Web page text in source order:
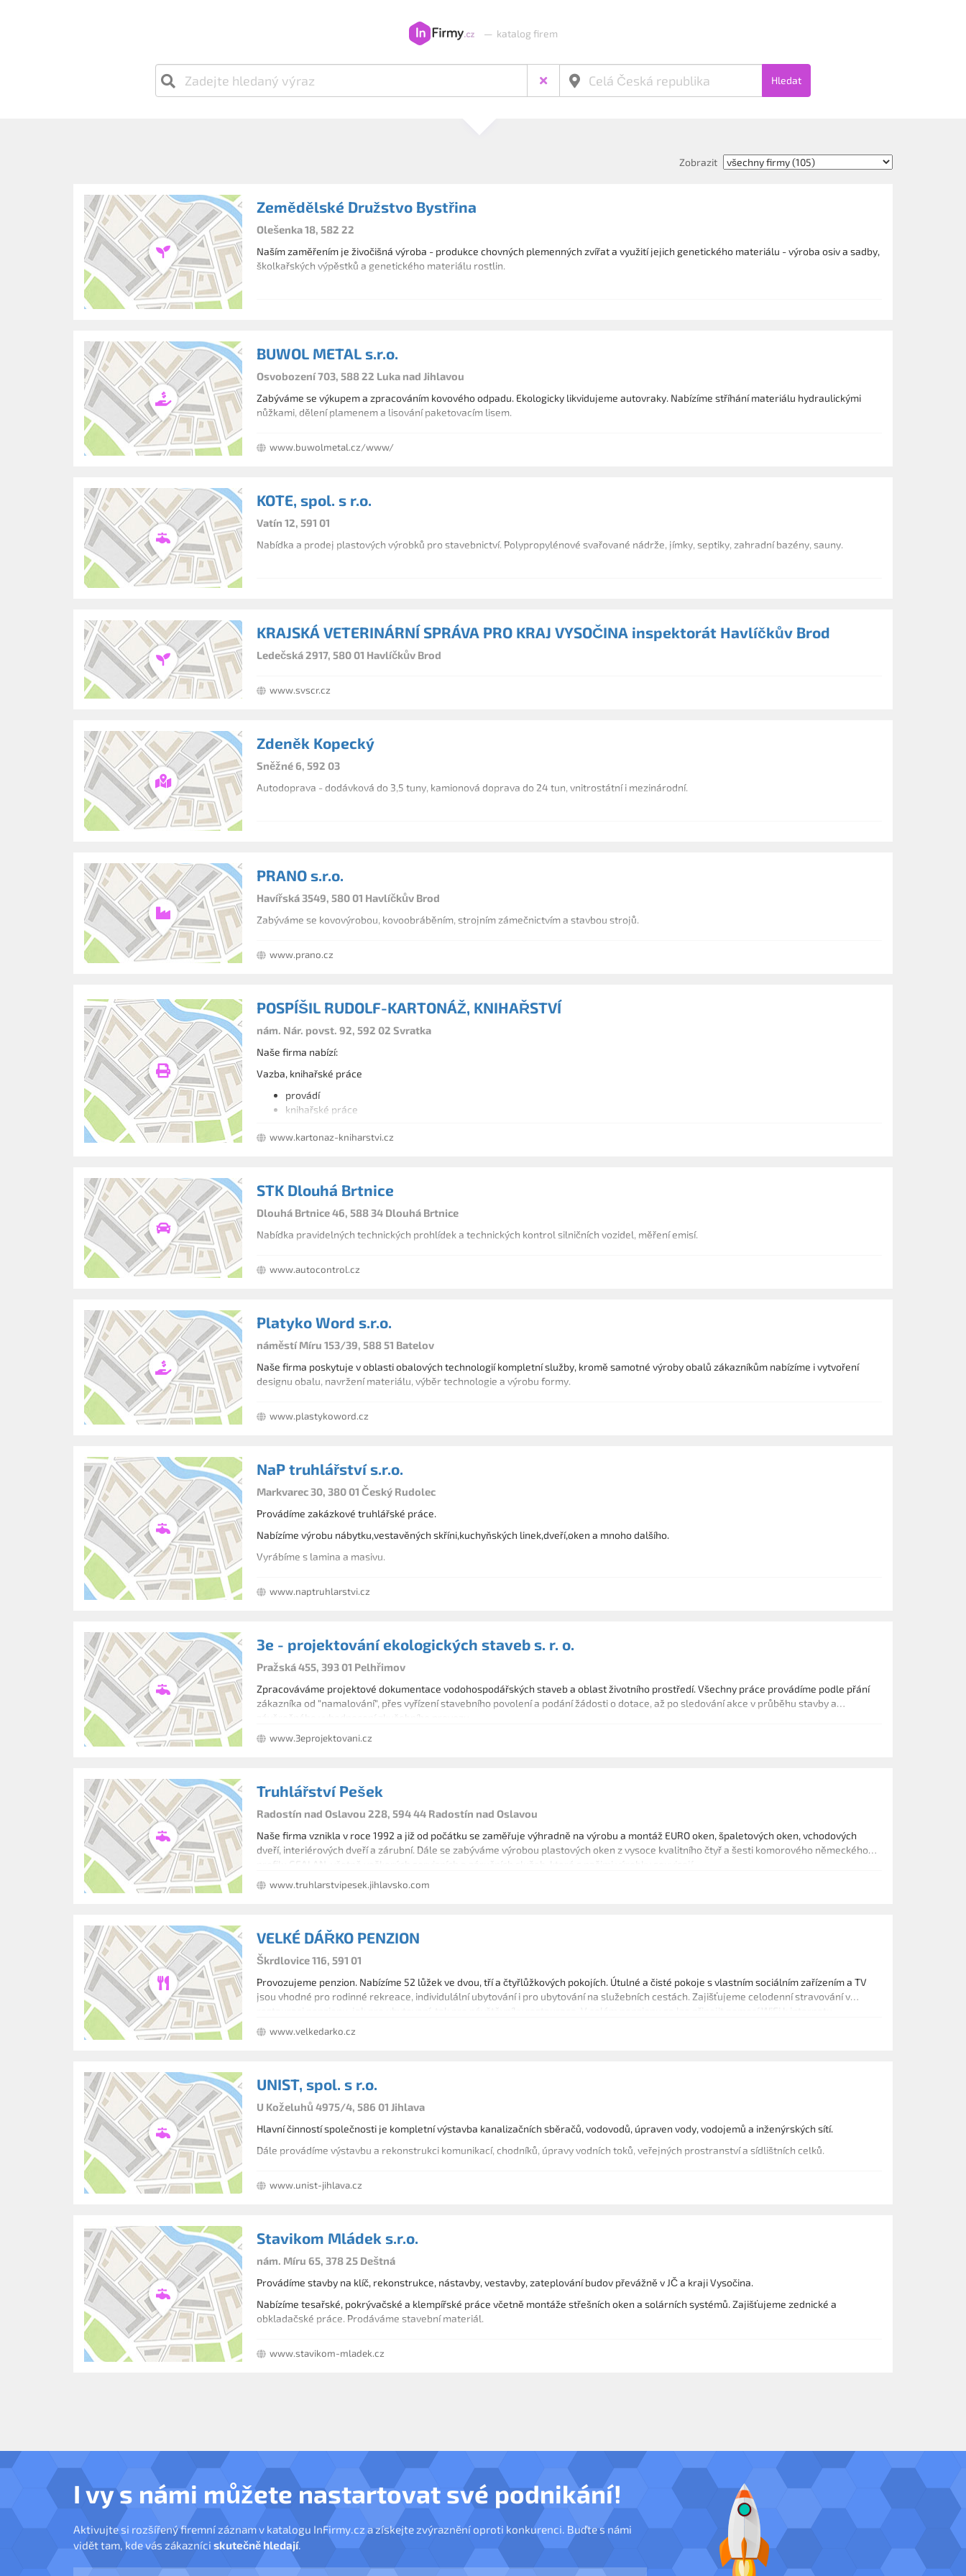
— katalog firem
Hledat
Zobrazit
Zemědělské Družstvo Bystřina
Olešenka 18, 582 22
Naším zaměřením je živočišná výroba - produkce chovných plemenných zvířat a využití jejich genetického materiálu - výroba osiv a sadby,
školkařských výpěstků a genetického materiálu rostlin.
BUWOL METAL s.r.o.
Osvobození 703, 588 22 Luka nad Jihlavou
Zabýváme se výkupem a zpracováním kovového odpadu. Ekologicky likvidujeme autovraky. Nabízíme stříhání materiálu hydraulickými
nůžkami, dělení plamenem a lisování paketovacím lisem.
www.buwolmetal.cz/www/
KOTE, spol. s r.o.
Vatín 12, 591 01
Nabídka a prodej plastových výrobků pro stavebnictví. Polypropylénové svařované nádrže, jímky, septiky, zahradní bazény, sauny.
KRAJSKÁ VETERINÁRNÍ SPRÁVA PRO KRAJ VYSOČINA inspektorát Havlíčkův Brod
Ledečská 2917, 580 01 Havlíčkův Brod
www.svscr.cz
Zdeněk Kopecký
Sněžné 6, 592 03
Autodoprava - dodávková do 3,5 tuny, kamionová doprava do 24 tun, vnitrostátní i mezinárodní.
PRANO s.r.o.
Havířská 3549, 580 01 Havlíčkův Brod
Zabýváme se kovovýrobou, kovoobráběním, strojním zámečnictvím a stavbou strojů.
www.prano.cz
POSPÍŠIL RUDOLF-KARTONÁŽ, KNIHAŘSTVÍ
nám. Nár. povst. 92, 592 02 Svratka
Naše firma nabízí:
Vazba, knihařské práce
provádí
knihařské práce
Kartonové a papírové obaly
www.kartonaz-kniharstvi.cz
STK Dlouhá Brtnice
Dlouhá Brtnice 46, 588 34 Dlouhá Brtnice
Nabídka pravidelných technických prohlídek a technických kontrol silničních vozidel, měření emisí.
www.autocontrol.cz
Platyko Word s.r.o.
náměstí Míru 153/39, 588 51 Batelov
Naše firma poskytuje v oblasti obalových technologií kompletní služby, kromě samotné výroby obalů zákazníkům nabízíme i vytvoření
designu obalu, navržení materiálu, výběr technologie a výrobu formy.
www.plastykoword.cz
NaP truhlářství s.r.o.
Markvarec 30, 380 01 Český Rudolec
Provádíme zakázkové truhlářské práce.
Nabízíme výrobu nábytku,vestavěných skříni,kuchyňských linek,dveří,oken a mnoho dalšího.
Vyrábíme s lamina a masivu.
www.naptruhlarstvi.cz
3e - projektování ekologických staveb s. r. o.
Pražská 455, 393 01 Pelhřimov
Zpracováváme projektové dokumentace vodohospodářských staveb a oblast životního prostředí. Všechny práce provádíme podle přání
zákazníka od "namalování", přes vyřízení stavebního povolení a podání žádosti o dotace, až po sledování akce v průběhu stavby a
www.3eprojektovani.cz
Truhlářství Pešek
Radostín nad Oslavou 228, 594 44 Radostín nad Oslavou
Naše firma vznikla v roce 1992 a již od počátku se zaměřuje výhradně na výrobu a montáž EURO oken, špaletových oken, vchodových
dveří, interiérových dveří a zárubní. Dále se zabýváme výrobou plastových oken z vysoce kvalitního čtyř a šesti komorového německého
profilu GEALAN, včetně veškerých servisních a záručních služeb, které s našimi výrobky souvisejí.
www.truhlarstvipesek.jihlavsko.com
VELKÉ DÁŘKO PENZION
Škrdlovice 116, 591 01
Provozujeme penzion. Nabízíme 52 lůžek ve dvou, tří a čtyřlůžkových pokojích. Útulné a čisté pokoje s vlastním sociálním zařízením a TV
jsou vhodné pro rodinné rekreace, individulální ubytování i pro ubytování na služebních cestách. Zajišťujeme celodenní stravování v
www.velkedarko.cz
UNIST, spol. s r.o.
U Koželuhů 4975/4, 586 01 Jihlava
Hlavní činností společnosti je kompletní výstavba kanalizačních sběračů, vodovodů, úpraven vody, vodojemů a inženýrských sítí.
Dále provádíme výstavbu a rekonstrukci komunikací, chodníků, úpravy vodních toků, veřejných prostranství a sídlištních celků.
www.unist-jihlava.cz
Stavikom Mládek s.r.o.
nám. Míru 65, 378 25 Deštná
Provádíme stavby na klíč, rekonstrukce, nástavby, vestavby, zateplování budov převážně v JČ a kraji Vysočina.
Nabízíme tesařské, pokrývačské a klempířské práce včetně montáže střešních oken a solárních systémů. Zajišťujeme zednické a
obkladačské práce. Prodáváme stavební materiál.
www.stavikom-mladek.cz
I vy s námi můžete nastartovat své podnikání!
Aktivujte si rozšířený firemní záznam v katalogu InFirmy.cz a získejte zvýraznění oproti konkurenci. Buďte s námi
vidět tam, kde vás zákazníci skutečně hledají.